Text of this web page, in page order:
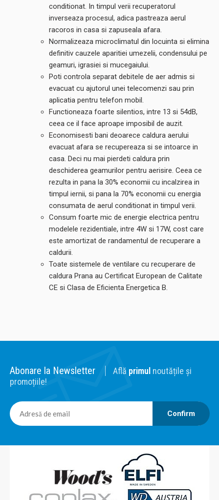
conditionat. In timpul verii recuperatorul
inverseaza procesul, adica pastreaza aerul
racoros in casa si zapuseala afara.
Normalizeaza microclimatul din locuinta si elimina
definitiv cauzele aparitiei umezelii, condensului pe
geamuri, igrasiei si mucegaiului.
Poti controla separat debitele de aer admis si
evacuat cu ajutorul unei telecomenzi sau prin
aplicatia pentru telefon mobil.
Functioneaza foarte silentios, intre 13 si 54dB,
ceea ce il face aproape imposibil de auzit.
Economisesti bani deoarece caldura aerului
evacuat afara se recupereaza si se intoarce in
casa. Deci nu mai pierdeti caldura prin
deschiderea geamurilor pentru aerisire. Ceea ce
rezulta in pana la 30% economii cu incalzirea in
timpul iernii, si pana la 70% economii cu energia
consumata de aerul conditionat in timpul verii.
Consum foarte mic de energie electrica pentru
modelele rezidentiale, intre 4W si 17W, cost care
este amortizat de randamentul de recuperare a
caldurii.
Toate sistemele de ventilare cu recuperare de
caldura Prana au Certificat European de Calitate
CE si Clasa de Eficienta Energetica B.
Abonare la Newsletter Află primul noutățile și
promoțiile!
Confirm